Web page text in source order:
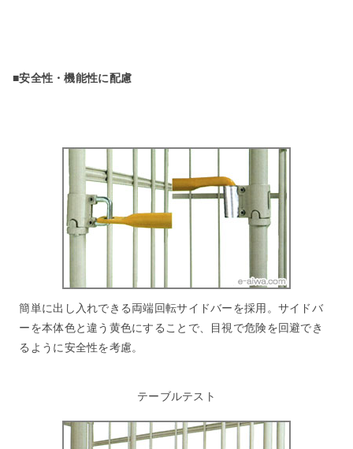
■安全性・機能性に配慮
簡単に出し入れできる両端回転サイドバーを採用。サイドバ
ーを本体色と違う黄色にすることで、目視で危険を回避でき
るように安全性を考慮。
テーブルテスト